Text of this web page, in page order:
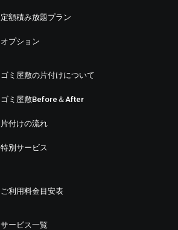
定額積み放題プラン
オプション
ゴミ屋敷の片付けについて
ゴミ屋敷Before＆After
片付けの流れ
特別サービス
ご利用料金目安表
サービス一覧